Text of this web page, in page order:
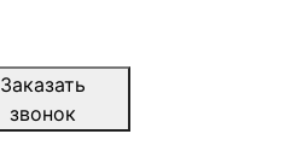
Заказать
звонок